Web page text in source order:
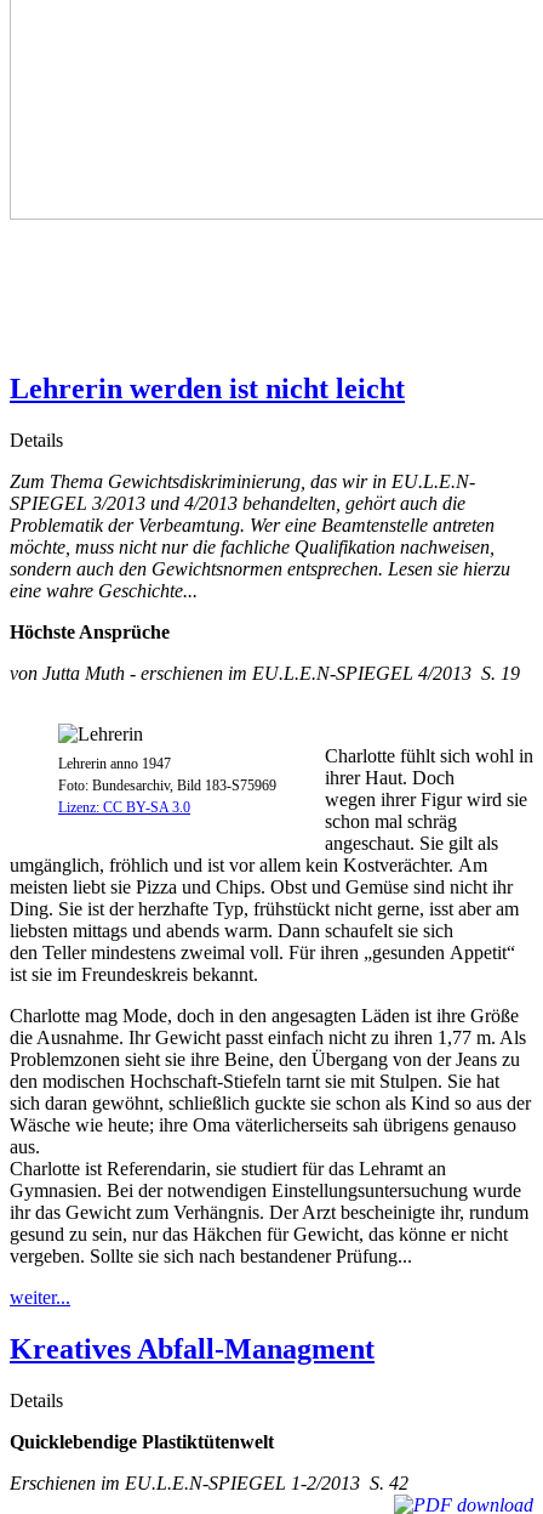
Lehrerin werden ist nicht leicht
Details
Zum Thema Gewichtsdiskriminierung, das wir in EU.L.E.N-
SPIEGEL 3/2013 und 4/2013 behandelten, gehört auch die
Problematik der Verbeamtung. Wer eine Beamtenstelle antreten
möchte, muss nicht nur die fachliche Qualifikation nachweisen,
sondern auch den Gewichtsnormen entsprechen. Lesen sie hierzu
eine wahre Geschichte...
Höchste Ansprüche
von Jutta Muth - erschienen im EU.L.E.N-SPIEGEL 4/2013 S. 19
Lehrerin anno 1947
Foto: Bundesarchiv, Bild 183-S75969
Lizenz: CC BY-SA 3.0
Charlotte fühlt sich wohl in
ihrer Haut. Doch
wegen ihrer Figur wird sie
schon mal schräg
angeschaut. Sie gilt als
umgänglich, fröhlich und ist vor allem kein Kostverächter. Am
meisten liebt sie Pizza und Chips. Obst und Gemüse sind nicht ihr
Ding. Sie ist der herzhafte Typ, frühstückt nicht gerne, isst aber am
liebsten mittags und abends warm. Dann schaufelt sie sich
den Teller mindestens zweimal voll. Für ihren „gesunden Appetit“
ist sie im Freundeskreis bekannt.
Charlotte mag Mode, doch in den angesagten Läden ist ihre Größe
die Ausnahme. Ihr Gewicht passt einfach nicht zu ihren 1,77 m. Als
Problemzonen sieht sie ihre Beine, den Übergang von der Jeans zu
den modischen Hochschaft-Stiefeln tarnt sie mit Stulpen. Sie hat
sich daran gewöhnt, schließlich guckte sie schon als Kind so aus der
Wäsche wie heute; ihre Oma väterlicherseits sah übrigens genauso
aus.
Charlotte ist Referendarin, sie studiert für das Lehramt an
Gymnasien. Bei der notwendigen Einstellungsuntersuchung wurde
ihr das Gewicht zum Verhängnis. Der Arzt bescheinigte ihr, rundum
gesund zu sein, nur das Häkchen für Gewicht, das könne er nicht
vergeben. Sollte sie sich nach bestandener Prüfung...
weiter...
Kreatives Abfall-Managment
Details
Quicklebendige Plastiktütenwelt
Erschienen im EU.L.E.N-SPIEGEL 1-2/2013 S. 42